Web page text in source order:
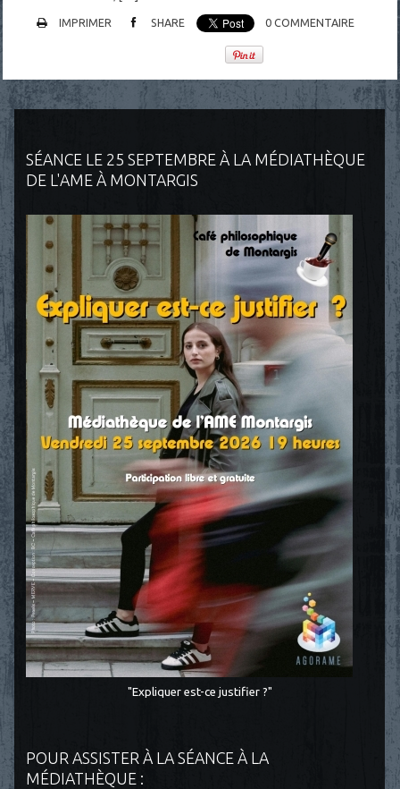
SÉANCE LE 25 SEPTEMBRE À LA MÉDIATHÈQUE
DE L'AME À MONTARGIS
"Expliquer est-ce justifier ?"
POUR ASSISTER À LA SÉANCE À LA
MÉDIATHÈQUE :
IMPRIMER SHARE 0 COMMENTAIRE